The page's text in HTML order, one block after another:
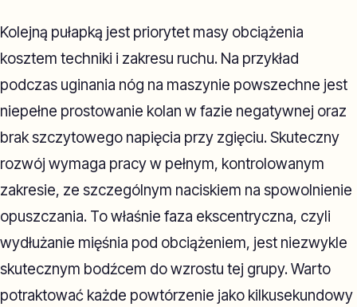
Kolejną pułapką jest priorytet masy obciążenia
kosztem techniki i zakresu ruchu. Na przykład
podczas uginania nóg na maszynie powszechne jest
niepełne prostowanie kolan w fazie negatywnej oraz
brak szczytowego napięcia przy zgięciu. Skuteczny
rozwój wymaga pracy w pełnym, kontrolowanym
zakresie, ze szczególnym naciskiem na spowolnienie
opuszczania. To właśnie faza ekscentryczna, czyli
wydłużanie mięśnia pod obciążeniem, jest niezwykle
skutecznym bodźcem do wzrostu tej grupy. Warto
potraktować każde powtórzenie jako kilkusekundowy